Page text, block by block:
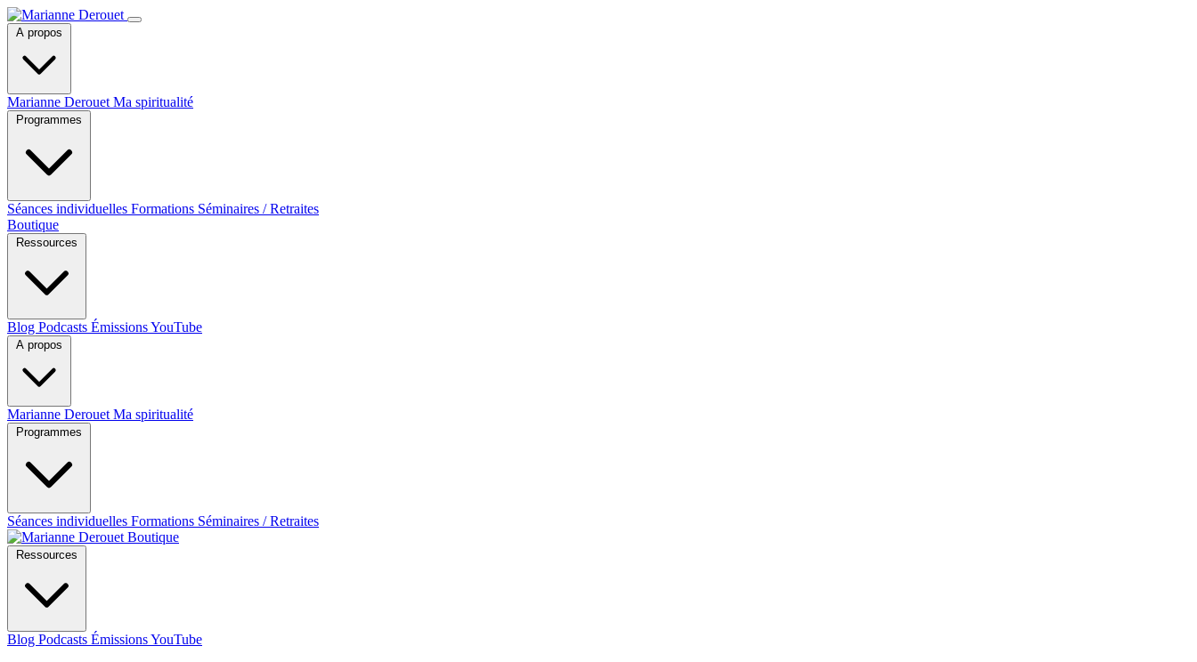
Marianne Derouet Ma spiritualité
Séances individuelles Formations Séminaires / Retraites
Boutique
Blog Podcasts Émissions YouTube
Marianne Derouet Ma spiritualité
Séances individuelles Formations Séminaires / Retraites
Boutique
Blog Podcasts Émissions YouTube